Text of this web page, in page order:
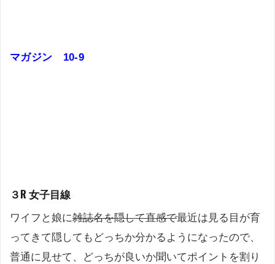
マガジン 10-9
３R 女子目線
ワイフと娘に雑誌名を隠して直感で最近は見る目が育
ってきて隠してもどっちか分かるようになったので、
普通に見せて、どっちが良いか聞いてポイントを割り